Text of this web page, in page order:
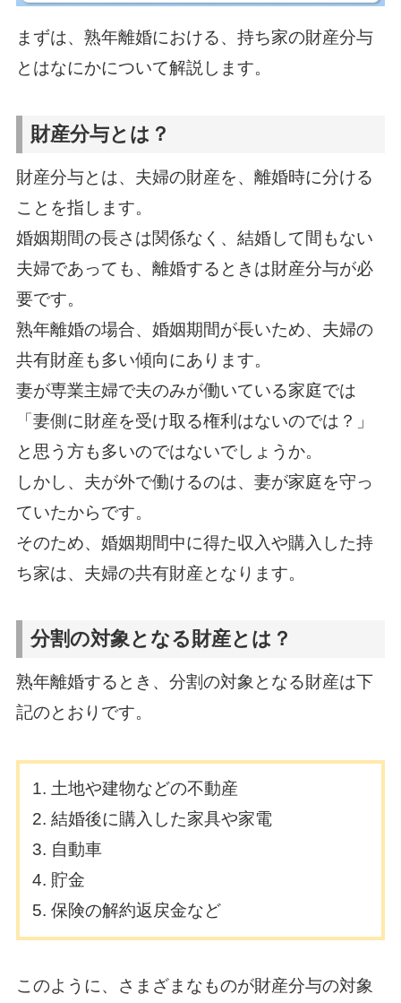
まずは、熟年離婚における、持ち家の財産分与
とはなにかについて解説します。
財産分与とは？
財産分与とは、夫婦の財産を、離婚時に分ける
ことを指します。
婚姻期間の長さは関係なく、結婚して間もない
夫婦であっても、離婚するときは財産分与が必
要です。
熟年離婚の場合、婚姻期間が長いため、夫婦の
共有財産も多い傾向にあります。
妻が専業主婦で夫のみが働いている家庭では
「妻側に財産を受け取る権利はないのでは？」
と思う方も多いのではないでしょうか。
しかし、夫が外で働けるのは、妻が家庭を守っ
ていたからです。
そのため、婚姻期間中に得た収入や購入した持
ち家は、夫婦の共有財産となります。
分割の対象となる財産とは？
熟年離婚するとき、分割の対象となる財産は下
記のとおりです。
土地や建物などの不動産
結婚後に購入した家具や家電
自動車
貯金
保険の解約返戻金など
このように、さまざまなものが財産分与の対象